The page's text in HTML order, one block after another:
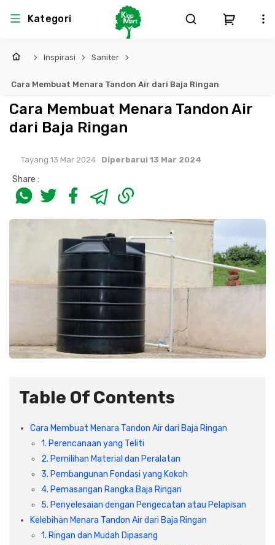
Kategori
Arsitektur
Lem
Dinding
Pintu, Jendela & Perlengkapan
Cat dan Pelapis Dinding
Plafon & Partisi
Sanitari & Aksesorisnya
Aksesoris Dapur
Peralatan & Perkakas
Aksesoris Perabot
Scaffolding
Konstruksi
Atap & Lantai
Struktural
Produk K3
Perlengkapan
Bekisting
Besi Beton & Wiremesh
Material Alam
Besi Profil & Plat
Produk Pracetak
Besi Profil & Baja
Semen & Sejenisnya
MEP
Sistem Elektro
Sistem Penanggulangan Kebakaran
Sistem Pemipaan
Peralatan Utama
Sistem Elektrikal
Pompa dan Pipa
Lampu & Listrik
Interior
Landscape
Inspirasi Saniter
Cara Membuat Menara Tandon Air dari Baja Ringan
Cara Membuat Menara Tandon Air
dari Baja Ringan
Tayang 13 Mar 2024 Diperbarui 13 Mar 2024
Share :
Table Of Contents
Cara Membuat Menara Tandon Air dari Baja Ringan
1. Perencanaan yang Teliti
2. Pemilihan Material dan Peralatan
3. Pembangunan Fondasi yang Kokoh
4. Pemasangan Rangka Baja Ringan
5. Penyelesaian dengan Pengecatan atau Pelapisan
Kelebihan Menara Tandon Air dari Baja Ringan
1. Ringan dan Mudah Dipasang